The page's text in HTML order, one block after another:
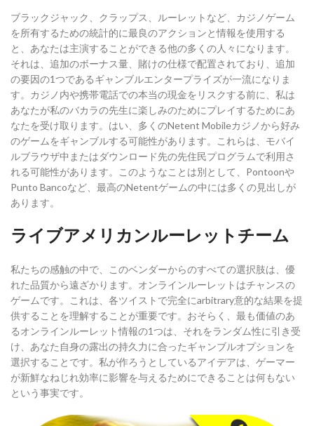
ブラックジャック、クラップス、ルーレットなど、カジノゲーム
を所有するための統計的に最良のアクションと情報を使用する
と、あなたは主演することができる他の多くの人々になります。
それは、追加のボーナス量、賭けの仕様で配置されており、追加
の要因の1つであるギャンブルエンタープライズが一流になりま
す。カジノ内や携帯電話での本当の現金をリスクする前に、私は
あなたが私のバカラの先生に楽しみのためにプレイするためにあ
なたを受け取ります。はい、多くのNetent Mobileカジノから好み
のゲームをギャンブルする可能性があります。これらは、モバイ
ルブラウザ中またはダウンロード先の先住民プログラムで利用さ
れる可能性があります。このようなことは別として、Pontoonや
Punto Bancoなど、最高のNetentゲームの中には多くの見出しが
あります。
ライブアメリカンルーレットチーム
私たちの感触の中で、このベンダーからのすべての選択肢は、優
れた品質から遠ざかります。オンラインルーレットはチャンスの
ゲームです。これは、各ツイストで完全にarbitrary意的な結果を提
供することを理解することが重要です。おそらく、最も価値のあ
るオンラインルーレット情報の1つは、それをランダム性に引き受
け、あなた自身の露出の持久力に合ったギャンブルオプションを
選択することです。私が作ろうとしているアイデアは、ゲーマー
が新鮮なねじれ効率に影響を与えるためにできることは何もない
という事実です。